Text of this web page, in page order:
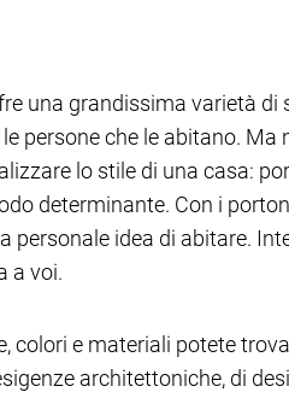
una grandissima varietà di
persone che le abitano. Ma
lo stile di una casa:
determinante. Con i
personale idea di abitare.
a voi.
colori e materiali potete
architettoniche, di